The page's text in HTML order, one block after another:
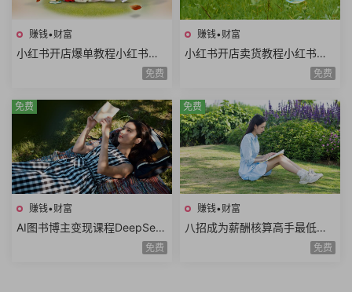
赚钱•财富
小红书开店爆单教程小红书店
铺矩阵寻找爆品淘宝选品拼多
免费
赚钱•财富
小红书开店卖货教程小红书日
常运营对标同行小红书店铺管
免费
赚钱•财富
AI图书博主变现课程DeepSee
k生成原创图片爆款内容文案图
免费
免费
赚钱•财富
八招成为薪酬核算高手最低工
资个人所得税经济补偿金绩效
薪资考勤薪资薪酬管理8课时
免费
免费